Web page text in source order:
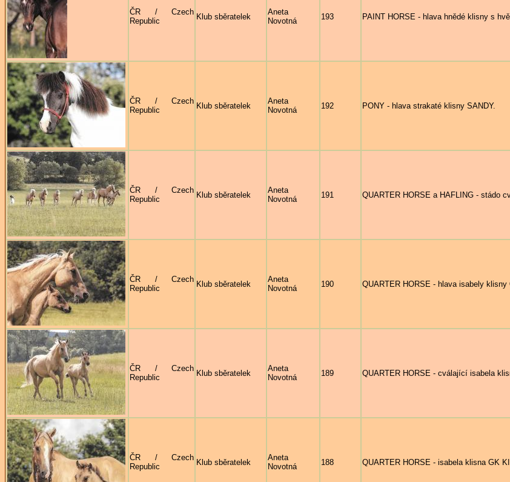
ČR / Czech
Republic
Klub sběratelek
Aneta
Novotná
193 PAINT HORSE - hlava hnědé klisny s
ČR / Czech
Republic
Klub sběratelek
Aneta
Novotná
192 PONY - hlava strakaté klisny SANDY.
ČR / Czech
Republic
Klub sběratelek
Aneta
Novotná
191 QUARTER HORSE a HAFLING - stádo
ČR / Czech
Republic
Klub sběratelek
Aneta
Novotná
190 QUARTER HORSE - hlava isabely
ČR / Czech
Republic
Klub sběratelek
Aneta
Novotná
189 QUARTER HORSE - cválající isabela
ČR / Czech
Republic
Klub sběratelek
Aneta
Novotná
188 QUARTER HORSE - isabela klisna GK